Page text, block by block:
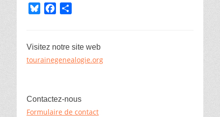
e
e
o
t
a
Visitez notre site web
tourainegenealogie.org
Contactez-nous
Formulaire de contact